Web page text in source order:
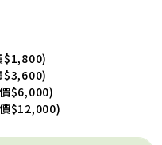
$1,800)
$3,600)
$6,000)
$12,000)